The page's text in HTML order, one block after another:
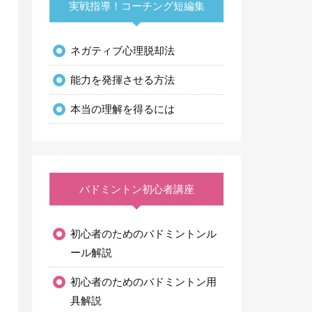
実戦指導！コーチング短編集
ネガティブ心理脱却法
能力を発揮させる方法
本当の理解を得るには
バドミントン初心者講座
初心者のためのバドミントンル
ール解説
初心者のためのバドミントン用
具解説